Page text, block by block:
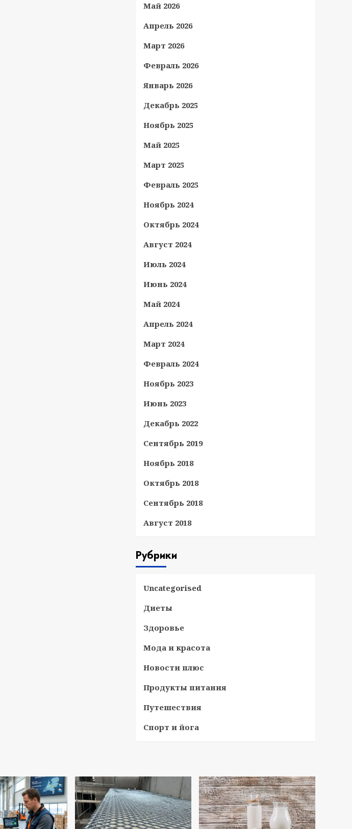
Май 2026
Апрель 2026
Март 2026
Февраль 2026
Январь 2026
Декабрь 2025
Ноябрь 2025
Май 2025
Март 2025
Февраль 2025
Ноябрь 2024
Октябрь 2024
Август 2024
Июль 2024
Июнь 2024
Май 2024
Апрель 2024
Март 2024
Февраль 2024
Ноябрь 2023
Июнь 2023
Декабрь 2022
Сентябрь 2019
Ноябрь 2018
Октябрь 2018
Сентябрь 2018
Август 2018
Рубрики
Uncategorised
Диеты
Здоровье
Мода и красота
Новости плюс
Продукты питания
Путешествия
Спорт и йога